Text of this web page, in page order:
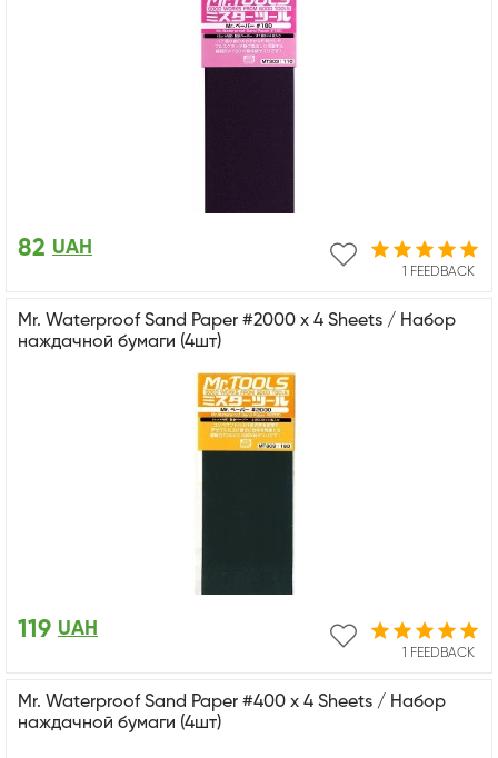
1 FEEDBACK
82 UAH
Mr. Waterproof Sand Paper #2000 x 4 Sheets / Набор
наждачной бумаги (4шт)
1 FEEDBACK
119 UAH
Mr. Waterproof Sand Paper #400 x 4 Sheets / Набор
наждачной бумаги (4шт)